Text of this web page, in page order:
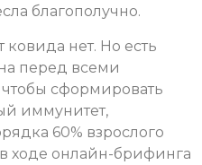
благополучно.
нет. Но есть
перед всеми
сформировать
иммунитет,
60% взрослого
ходе онлайн-брифинга